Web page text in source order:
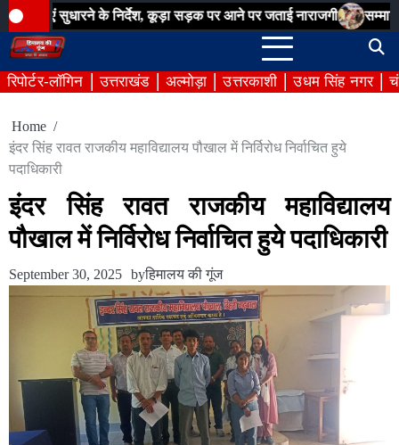
Skip
to
content
के निर्देश, कूड़ा सड़क पर आने पर जताई नाराजगी सम्मान सेतु
रिपोर्टर-लॉगिन उत्तराखंड अल्मोड़ा उत्तरकाशी उधम सिंह नगर
Home
इंदर सिंह रावत राजकीय महाविद्यालय पौखाल में निर्विरोध निर्वाचित हुये
पदाधिकारी
इंदर सिंह रावत राजकीय महाविद्यालय
पौखाल में निर्विरोध निर्वाचित हुये पदाधिकारी
September 30, 2025 byहिमालय की गूंज